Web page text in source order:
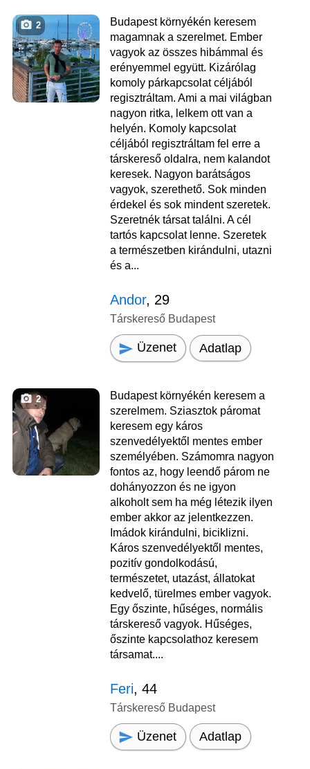
2
Budapest környékén keresem
magamnak a szerelmet. Ember
vagyok az összes hibámmal és
erényemmel együtt. Kizárólag
komoly párkapcsolat céljából
regisztráltam. Ami a mai világban
nagyon ritka, lelkem ott van a
helyén. Komoly kapcsolat
céljából regisztráltam fel erre a
társkereső oldalra, nem kalandot
keresek. Nagyon barátságos
vagyok, szerethető. Sok minden
érdekel és sok mindent szeretek.
Szeretnék társat találni. A cél
tartós kapcsolat lenne. Szeretek
a természetben kirándulni, utazni
és a...
Andor, 29
Társkereső Budapest
Üzenet Adatlap
2
Budapest környékén keresem a
szerelmem. Sziasztok páromat
keresem egy káros
szenvedélyektől mentes ember
személyében. Számomra nagyon
fontos az, hogy leendő párom ne
dohányozzon és ne igyon
alkoholt sem ha még létezik ilyen
ember akkor az jelentkezzen.
Imádok kirándulni, biciklizni.
Káros szenvedélyektől mentes,
pozitív gondolkodású,
természetet, utazást, állatokat
kedvelő, türelmes ember vagyok.
Egy őszinte, hűséges, normális
társkereső vagyok. Hűséges,
őszinte kapcsolathoz keresem
társamat....
Feri, 44
Társkereső Budapest
Üzenet Adatlap